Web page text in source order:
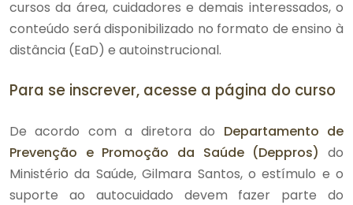
cursos da área, cuidadores e demais interessados, o
conteúdo será disponibilizado no formato de ensino à
distância (EaD) e autoinstrucional.
Para se inscrever, acesse a página do curso
De acordo com a diretora do Departamento de
Prevenção e Promoção da Saúde (Deppros) do
Ministério da Saúde, Gilmara Santos, o estímulo e o
suporte ao autocuidado devem fazer parte do